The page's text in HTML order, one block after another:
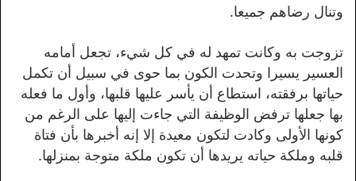
وتنال رضاهم جميعا.
تزوجت به وكانت تمهد له في كل شيء، تجعل أمامه
العسير يسيرا وتحدت الكون بما حوى في سبيل أن تكمل
حياتها برفقته، استطاع أن يأسر عليها قلبها، وأول ما فعله
بها جعلها ترفض الوظيفة التي جاءت إليها على الرغم من
كونها الأولى وكادت لتكون معيدة إلا إنه أخبرها بأن فتاة
قلبه وملكة حياته يريدها أن تكون ملكة متوجة بمنزلها.